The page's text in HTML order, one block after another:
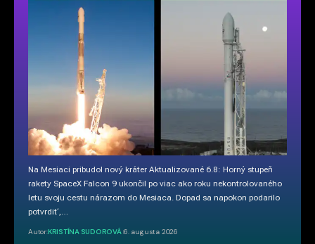
Na Mesiaci pribudol nový kráter Aktualizované 6.8: Horný stupeň
rakety SpaceX Falcon 9 ukončil po viac ako roku nekontrolovaného
letu svoju cestu nárazom do Mesiaca. Dopad sa napokon podarilo
potvrdiť,…
Autor:KRISTÍNA SUDOROVÁ 6. augusta 2026